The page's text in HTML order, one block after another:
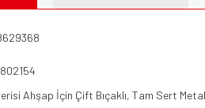
Ahşap İçin Çift Bıçaklı, Tam Sert